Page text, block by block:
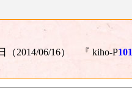
（2014/06/16） 『 kiho-P101